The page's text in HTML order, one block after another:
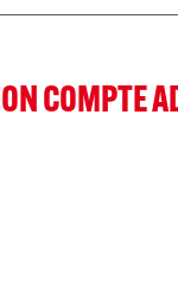
COMPTE